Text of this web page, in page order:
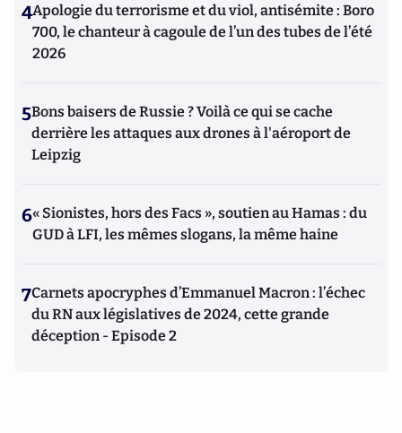
4Apologie du terrorisme et du viol, antisémite : Boro
700, le chanteur à cagoule de l’un des tubes de l’été
2026
5Bons baisers de Russie ? Voilà ce qui se cache
derrière les attaques aux drones à l'aéroport de
Leipzig
6« Sionistes, hors des Facs », soutien au Hamas : du
GUD à LFI, les mêmes slogans, la même haine
7Carnets apocryphes d’Emmanuel Macron : l’échec
du RN aux législatives de 2024, cette grande
déception - Episode 2